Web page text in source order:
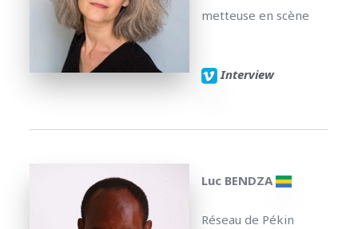
metteuse en scène
Interview
Luc BENDZA
Réseau de Pékin